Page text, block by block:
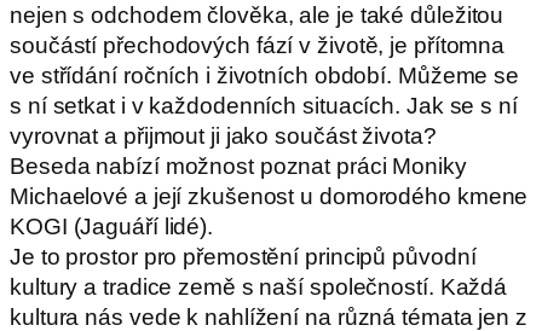
nejen s odchodem člověka, ale je také důležitou
součástí přechodových fází v životě, je přítomna
ve střídání ročních i životních období. Můžeme se
s ní setkat i v každodenních situacích. Jak se s ní
vyrovnat a přijmout ji jako součást života?
Beseda nabízí možnost poznat práci Moniky
Michaelové a její zkušenost u domorodého kmene
KOGI (Jaguáří lidé).
Je to prostor pro přemostění principů původní
kultury a tradice země s naší společností. Každá
kultura nás vede k nahlížení na různá témata jen z